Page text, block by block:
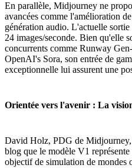
En parallèle, Midjourney ne
avancées comme l'amélioration
génération audio. L'actuelle
24 images/seconde. Bien qu'elle
concurrents comme Runway
OpenAI's Sora, son entrée de
exceptionnelle lui assurent une
Orientée vers l'avenir : La
David Holz, PDG de
blog que le modèle V1
objectif de simulation de mondes